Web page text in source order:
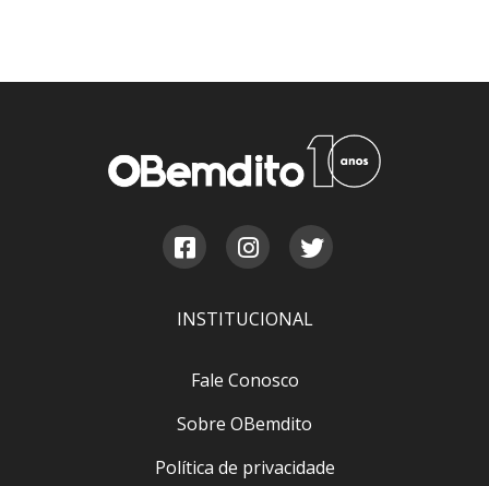
INSTITUCIONAL
Fale Conosco
Sobre OBemdito
Política de privacidade